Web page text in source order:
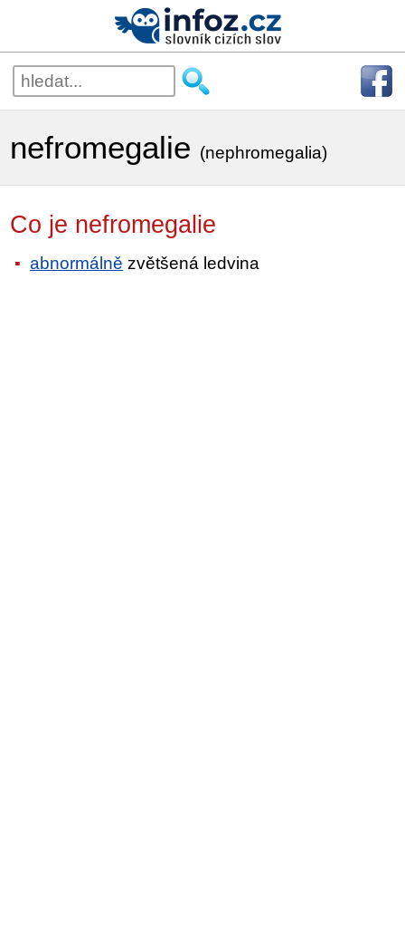
nefromegalie (nephromegalia)
Co je nefromegalie
abnormálně zvětšená ledvina